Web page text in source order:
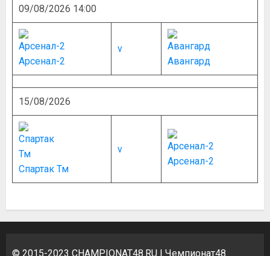
09/08/2026 14:00
Арсенал-2
v
Авангард
15/08/2026
Спартак Тм
v
Арсенал-2
© 2015-2023 CHAMPIONAT48.RU | Чемпионат48